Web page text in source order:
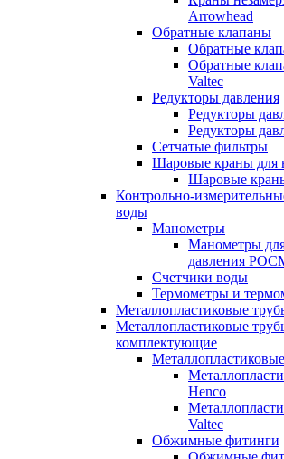
Arrowhead
Обратные клапаны
Обратные
Обратные
Valtec
Редукторы давления
Редукторы
Редукторы
Сетчатые фильтры
Шаровые краны для
Шаровые
Контрольно-
воды
Манометры
Манометры
давления
Счетчики воды
Термометры и
Металлопластиковые
Металлопластиковые
комплектующие
Henco
Valtec
Обжимные фитинги